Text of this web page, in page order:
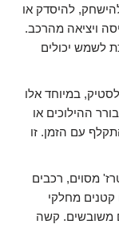
להיסדק או
ויציאה מהרכב.
לשמש יכולים
במיוחד אלו
ההילוכים או
עם הזמן. זו
מסוים, רכבים
קטנים מחלקי
משובשים. קשה